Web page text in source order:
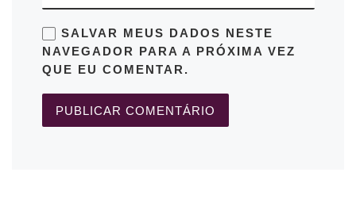
SALVAR MEUS DADOS NESTE
NAVEGADOR PARA A PRÓXIMA VEZ
QUE EU COMENTAR.